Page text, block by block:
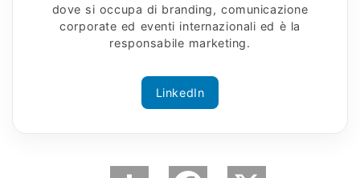
dove si occupa di branding, comunicazione
corporate ed eventi internazionali ed è la
responsabile marketing.
LinkedIn